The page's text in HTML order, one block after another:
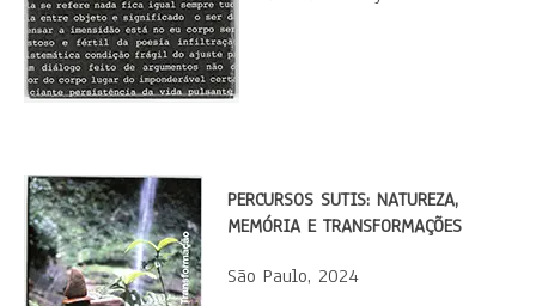
PERCURSOS SUTIS: NATUREZA,
MEMÓRIA E TRANSFORMAÇÕES
São Paulo, 2024